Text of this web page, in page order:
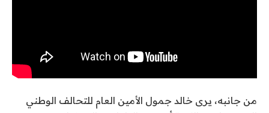
من جانبه، يرى خالد جمول الأمين العام للتحالف الوطني